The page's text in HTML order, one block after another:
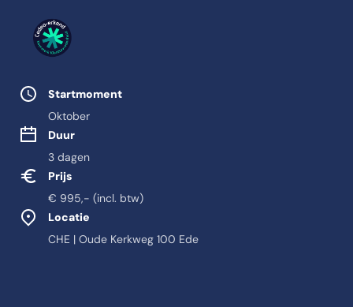
Startmoment
Oktober
Duur
3 dagen
Prijs
€ 995,- (incl. btw)
Locatie
CHE | Oude Kerkweg 100 Ede